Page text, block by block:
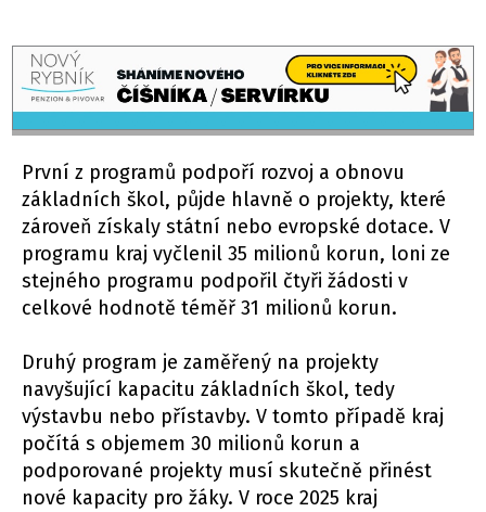
První z programů podpoří rozvoj a obnovu
základních škol, půjde hlavně o projekty, které
zároveň získaly státní nebo evropské dotace. V
programu kraj vyčlenil 35 milionů korun, loni ze
stejného programu podpořil čtyři žádosti v
celkové hodnotě téměř 31 milionů korun.
Druhý program je zaměřený na projekty
navyšující kapacitu základních škol, tedy
výstavbu nebo přístavby. V tomto případě kraj
počítá s objemem 30 milionů korun a
podporované projekty musí skutečně přinést
nové kapacity pro žáky. V roce 2025 kraj